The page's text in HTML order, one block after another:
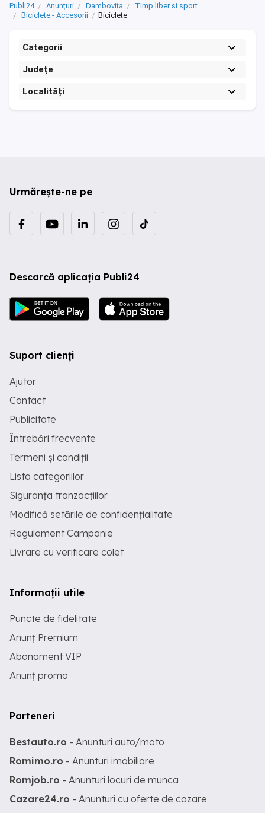
Publi24 Anunțuri Dambovita
Timp liber si sport
Biciclete - Accesorii
Biciclete
Categorii
Județe
Localități
Urmărește-ne pe
Descarcă aplicația Publi24
Suport clienți
Ajutor
Contact
Publicitate
Întrebări frecvente
Termeni și condiții
Lista categoriilor
Siguranța tranzacțiilor
Modifică setările de confidențialitate
Regulament Campanie
Livrare cu verificare colet
Informații utile
Puncte de fidelitate
Anunț Premium
Abonament VIP
Anunț promo
Parteneri
Bestauto.ro - Anunturi auto/moto
Romimo.ro - Anunturi imobiliare
Romjob.ro - Anunturi locuri de munca
Cazare24.ro - Anunturi cu oferte de cazare